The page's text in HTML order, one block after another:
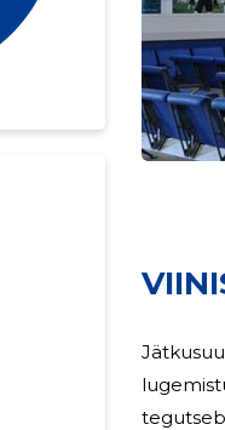
tegutseb